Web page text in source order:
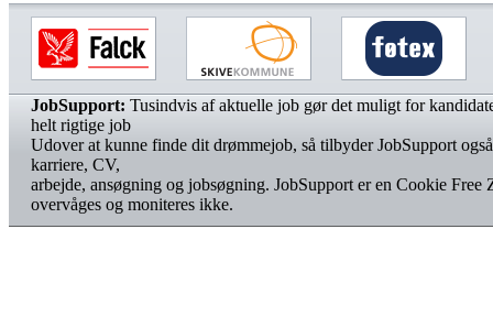
JobSupport: Tusindvis af aktuelle job gør det muligt for
helt rigtige job
Udover at kunne finde dit drømmejob, så tilbyder JobSupport
karriere, CV,
arbejde, ansøgning og jobsøgning. JobSupport er en Cookie Free
overvåges og moniteres ikke.